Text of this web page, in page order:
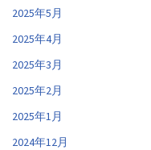
2025年5月
2025年4月
2025年3月
2025年2月
2025年1月
2024年12月